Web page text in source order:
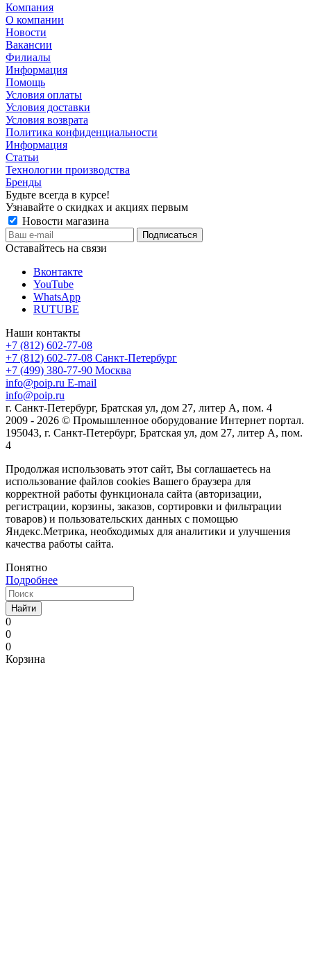
Компания
О компании
Новости
Вакансии
Филиалы
Информация
Помощь
Условия оплаты
Условия доставки
Условия возврата
Политика конфиденциальности
Информация
Статьи
Технологии производства
Бренды
Будьте всегда в курсе!
Узнавайте о скидках и акциях первым
Новости магазина
Оставайтесь на связи
Вконтакте
YouTube
WhatsApp
RUTUBE
Наши контакты
+7 (812) 602-77-08
+7 (812) 602-77-08 Санкт-Петербург
+7 (499) 380-77-90 Москва
info@poip.ru E-mail
info@poip.ru
г. Санкт-Петербург, Братская ул, дом 27, литер А, пом. 4
2009 - 2026 © Промышленное оборудование Интернет портал.
195043, г. Санкт-Петербург, Братская ул, дом 27, литер А, пом.
4
Продолжая использовать этот сайт, Вы соглашаетесь на
использование файлов cookies Вашего браузера для
корректной работы функционала сайта (авторизации,
регистрации, корзины, заказов, сортировки и фильтрации
товаров) и пользовательских данных с помощью
Яндекс.Метрика, необходимых для аналитики и улучшения
качества работы сайта.
Понятно
Подробнее
Найти
0
0
0
Корзина